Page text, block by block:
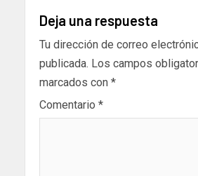
Deja una respuesta
Tu dirección de correo
publicada. Los campos
marcados con *
Comentario *